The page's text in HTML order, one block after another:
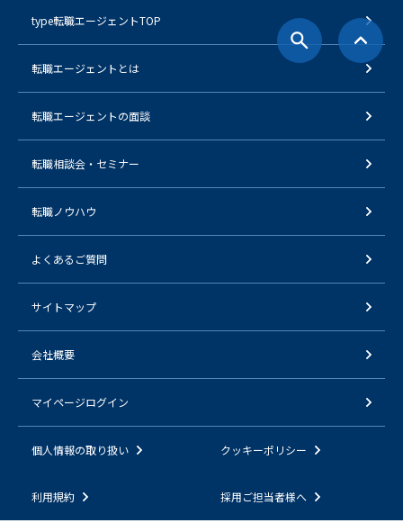
type転職エージェントTOP
転職エージェントとは
転職エージェントの面談
転職相談会・セミナー
転職ノウハウ
よくあるご質問
サイトマップ
会社概要
マイページログイン
個人情報の取り扱い クッキーポリシー
利用規約 採用ご担当者様へ